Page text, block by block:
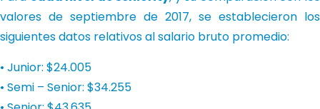
valores de septiembre de 2017, se establecieron los
siguientes datos relativos al salario bruto promedio:
• Junior: $24.005
• Semi – Senior: $34.255